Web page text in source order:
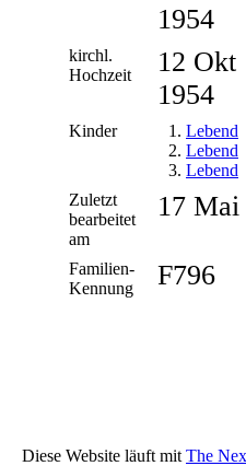
1954
kirchl.
Hochzeit
12 Okt
1954
Kinder 1. Lebend
2. Lebend
3. Lebend
Zuletzt
bearbeitet
am
17 Mai
Familien-
Kennung
F796
Diese Website läuft mit The